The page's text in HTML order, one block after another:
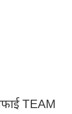
TEAM